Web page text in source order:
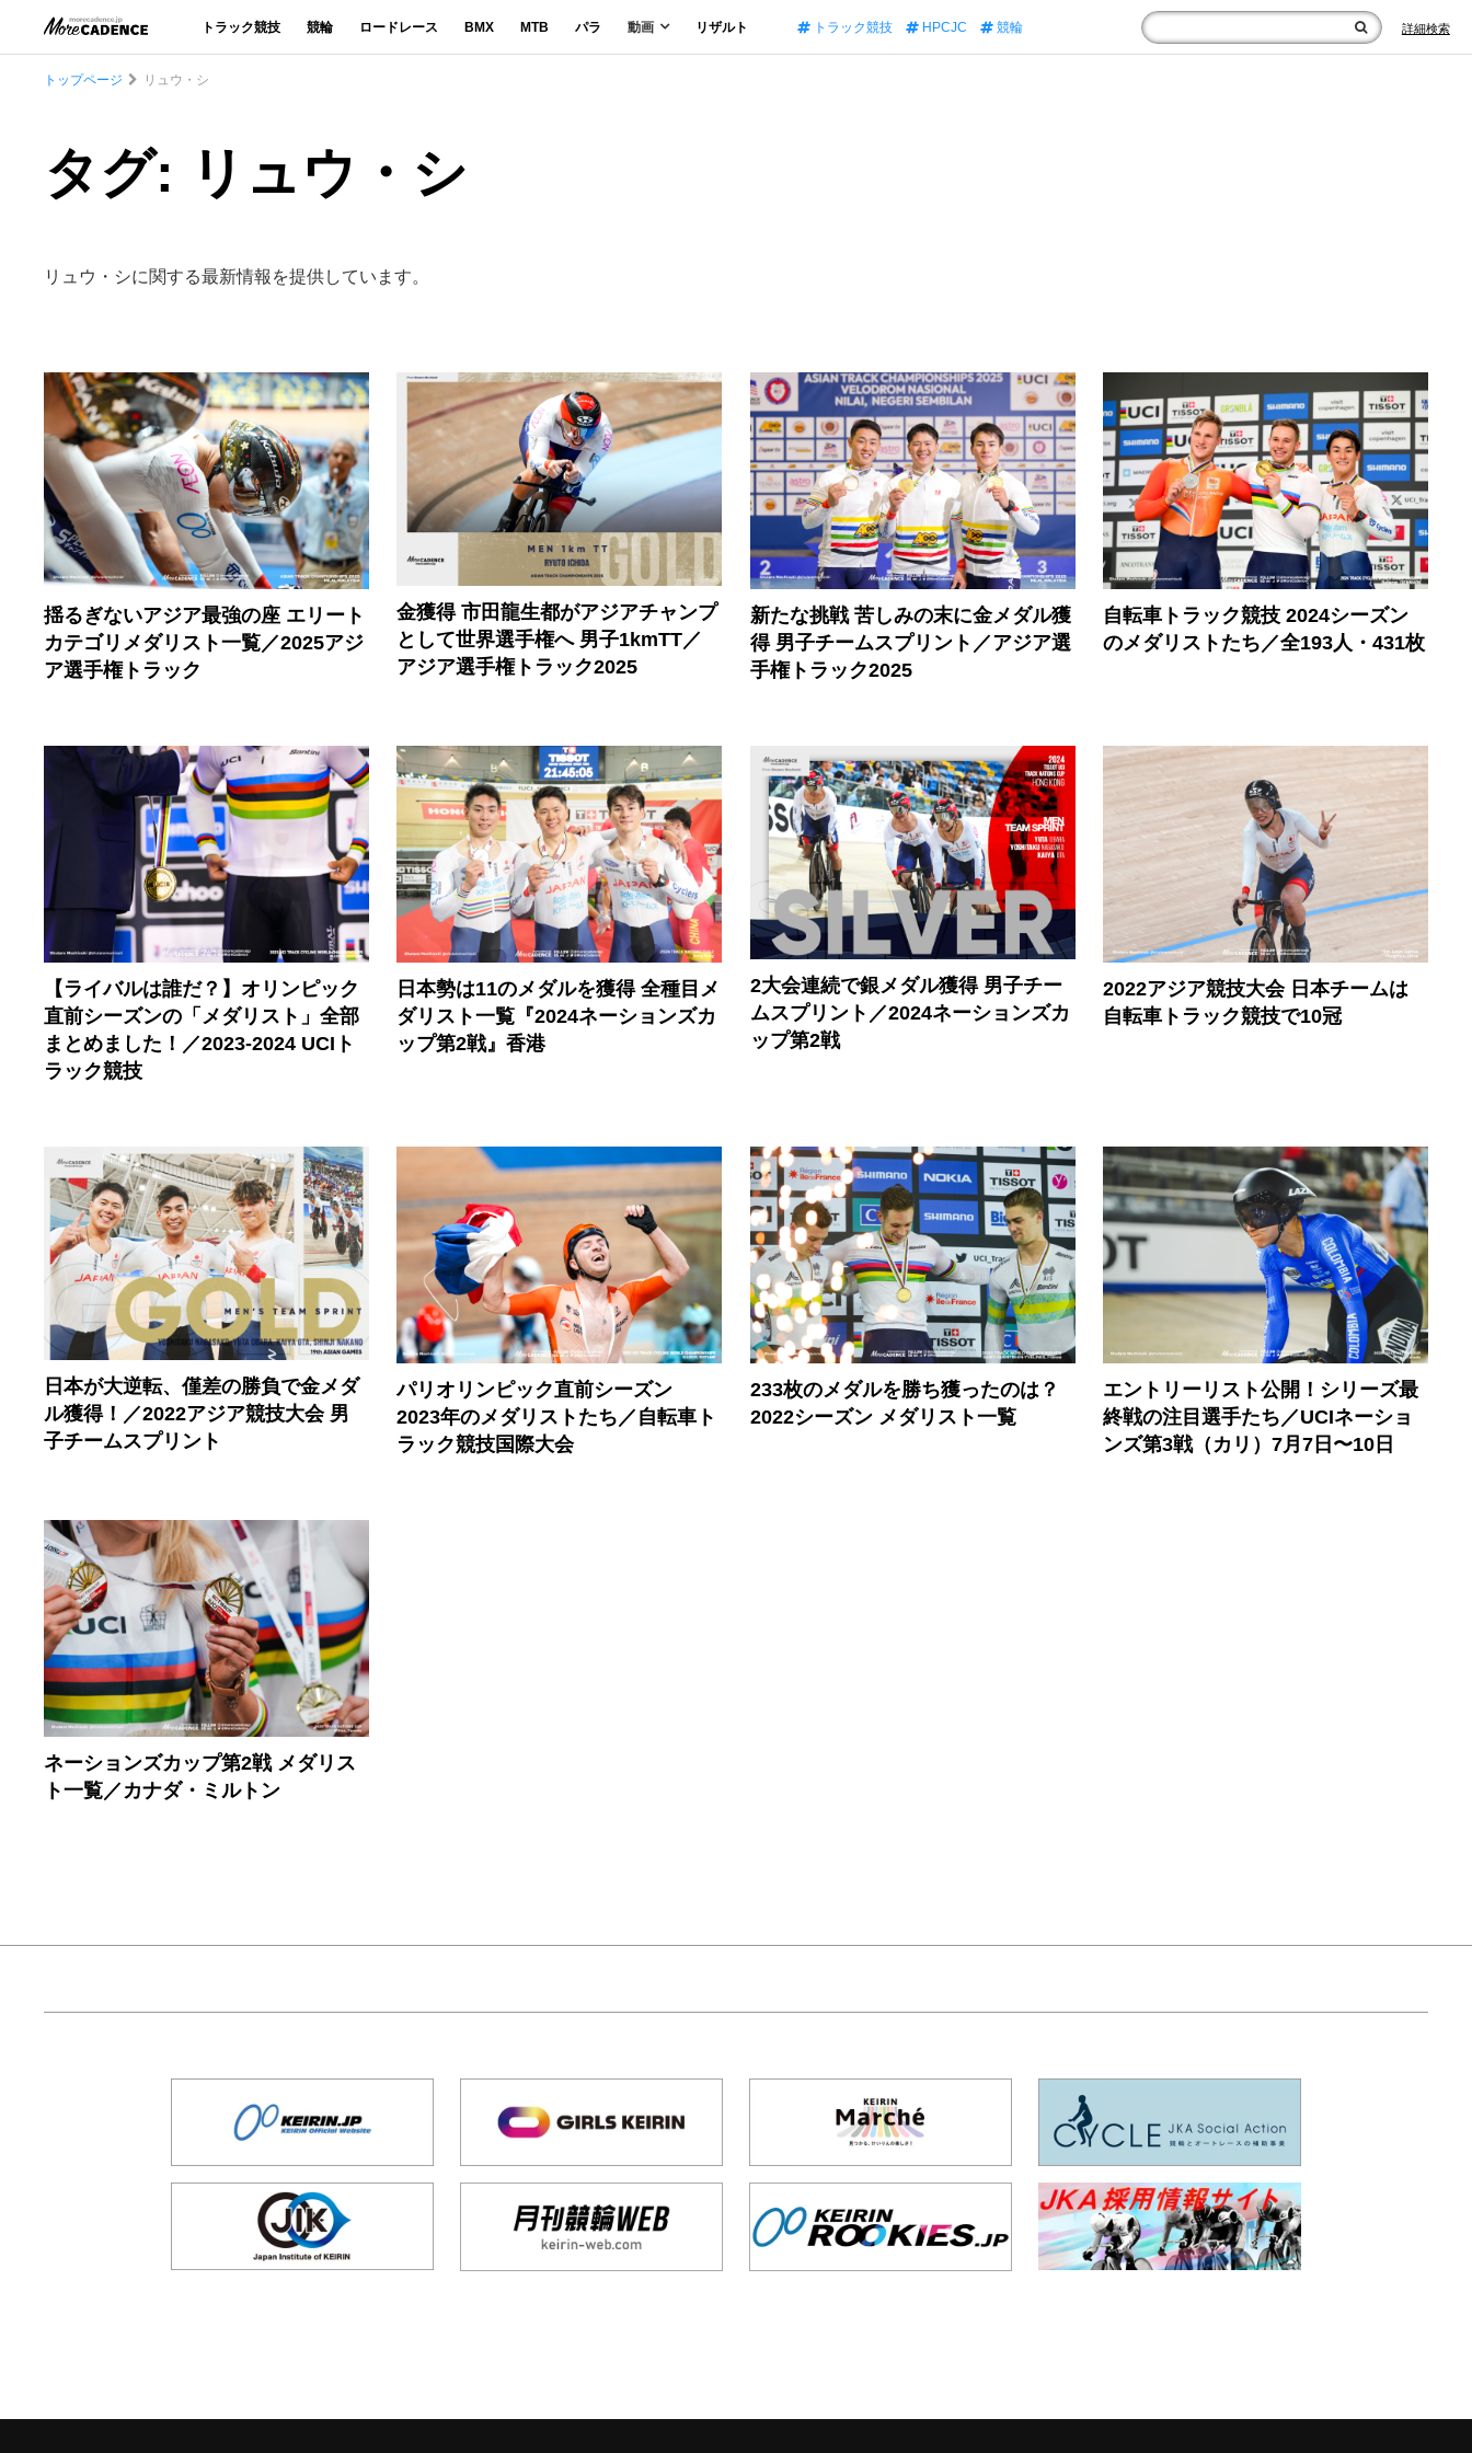
トラック競技 競輪 ロードレース BMX MTB パラ 動画 リザルト トラック競技 HPCJC 競輪 詳細検索
トップページ リュウ・シ
タグ: リュウ・シ
リュウ・シに関する最新情報を提供しています。
揺るぎないアジア最強の座 エリート
カテゴリメダリスト一覧／2025アジ
ア選手権トラック
金獲得 市田龍生都がアジアチャンプ
として世界選手権へ 男子1kmTT／
アジア選手権トラック2025
新たな挑戦 苦しみの末に金メダル獲
得 男子チームスプリント／アジア選
手権トラック2025
自転車トラック競技 2024シーズン
のメダリストたち／全193人・431枚
【ライバルは誰だ？】オリンピック
直前シーズンの「メダリスト」全部
まとめました！／2023-2024 UCIト
ラック競技
日本勢は11のメダルを獲得 全種目メ
ダリスト一覧『2024ネーションズカ
ップ第2戦』香港
2大会連続で銀メダル獲得 男子チー
ムスプリント／2024ネーションズカ
ップ第2戦
2022アジア競技大会 日本チームは
自転車トラック競技で10冠
日本が大逆転、僅差の勝負で金メダ
ル獲得！／2022アジア競技大会 男
子チームスプリント
パリオリンピック直前シーズン
2023年のメダリストたち／自転車ト
ラック競技国際大会
233枚のメダルを勝ち獲ったのは？
2022シーズン メダリスト一覧
エントリーリスト公開！シリーズ最
終戦の注目選手たち／UCIネーショ
ンズ第3戦（カリ）7月7日〜10日
ネーションズカップ第2戦 メダリス
ト一覧／カナダ・ミルトン